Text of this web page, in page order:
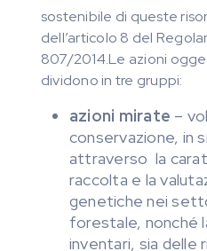
sostenibile di queste
dell’articolo 8 del
807/2014.Le azioni
dividono in tre gruppi:
azioni mirate –
conservazione, in
attraverso la
raccolta e la
genetiche nei
forestale, nonché
inventari, sia delle